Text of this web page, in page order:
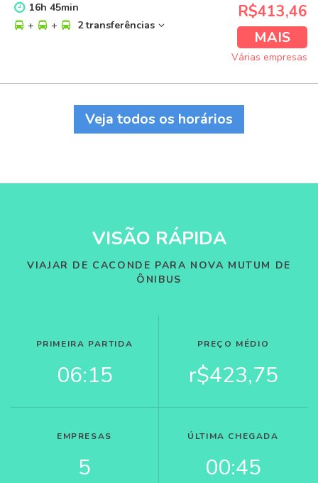
16h 45min
+
+ 2 transferências
R$413,46
MAIS
Várias empresas
Veja todos os horários
VISÃO RÁPIDA
VIAJAR DE CACONDE PARA NOVA MUTUM DE
ÔNIBUS
PRIMEIRA PARTIDA
06:15
PREÇO MÉDIO
r$423,75
EMPRESAS
5
ÚLTIMA CHEGADA
00:45